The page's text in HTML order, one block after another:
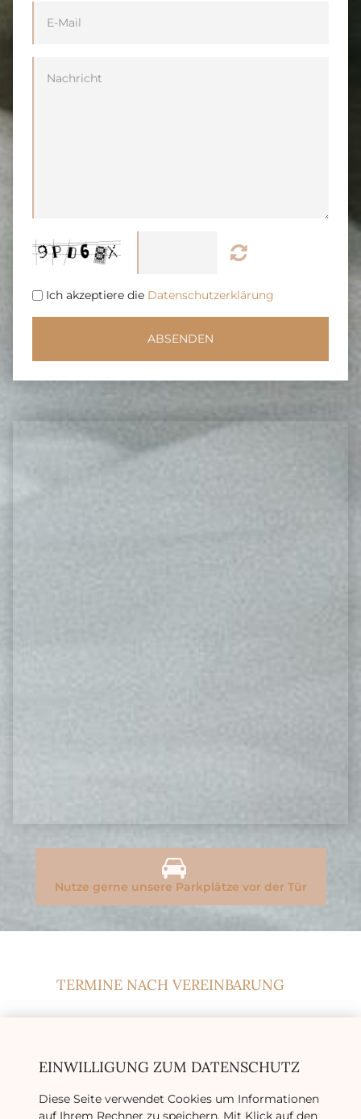
Ich akzeptiere die Datenschutzerklärung
ABSENDEN
Nutze gerne unsere Parkplätze vor der Tür
TERMINE NACH VEREINBARUNG
Montag - Freitag 10.00 - 19.00 Uhr
EINWILLIGUNG ZUM DATENSCHUTZ
Diese Seite verwendet Cookies um Informationen
auf Ihrem Rechner zu speichern. Mit Klick auf den